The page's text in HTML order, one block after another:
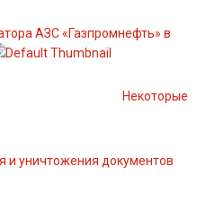
АЗС «Газпромнефть» в
Некоторые
и уничтожения документов